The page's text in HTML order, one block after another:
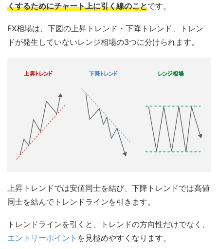
くするためにチャート上に引く線のことです。
FX相場は、下図の上昇トレンド・下降トレンド、トレン
ドが発生していないレンジ相場の3つに分けられます。
上昇トレンドでは安値同士を結び、下降トレンドでは高値
同士を結んでトレンドラインを引きます。
トレンドラインを引くと、トレンドの方向性だけでなく、
エントリーポイント を見極めやすくなります。